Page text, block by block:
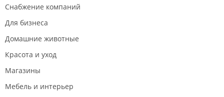
Снабжение компаний
Для бизнеса
Домашние животные
Красота и уход
Магазины
Мебель и интерьер